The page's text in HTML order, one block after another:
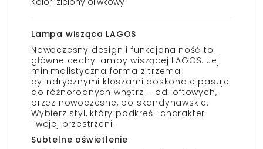
Lampa wisząca LAGOS
Nowoczesny design i funkcjonalność to
główne cechy lampy wiszącej LAGOS. Jej
minimalistyczna forma z trzema
cylindrycznymi kloszami doskonale pasuje
do różnorodnych wnętrz – od loftowych,
przez nowoczesne, po skandynawskie.
Wybierz styl, który podkreśli charakter
Twojej przestrzeni.
Subtelne oświetlenie